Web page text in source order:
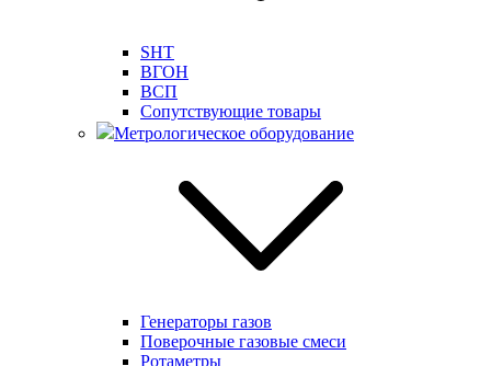
SHT
ВГОН
ВСП
Сопутствующие товары
Метрологическое оборудование
Генераторы газов
Поверочные газовые смеси
Ротаметры